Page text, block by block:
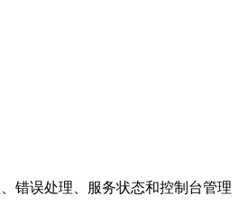
错误处理、服务状态和控制台管理